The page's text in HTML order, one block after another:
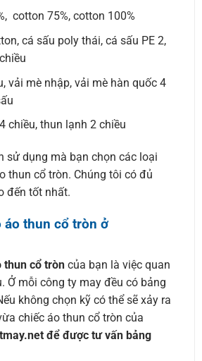
cotton 75%, cotton 100%
cá sấu poly thái, cá sấu PE 2,
vải mè nhập, vải mè hàn quốc 4
chiều, thun lạnh 2 chiều
sử dụng mà bạn chọn các loại
thun cổ tròn. Chúng tôi có đủ
đến tốt nhất.
áo thun cổ tròn ở
thun cổ tròn của bạn là việc quan
Ở mỗi công ty may đều có bảng
không chọn kỹ có thể sẽ xảy ra
chiếc áo thun cổ tròn của
để được tư vấn bảng